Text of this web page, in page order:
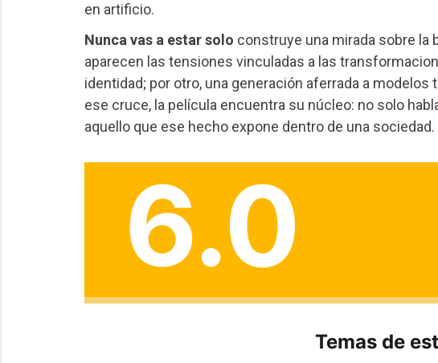
en artificio.
Nunca vas a estar solo construye una mirada sobre la
aparecen las tensiones vinculadas a las
identidad; por otro, una generación aferrada a
ese cruce, la película encuentra su núcleo: no solo
aquello que ese hecho expone dentro de una sociedad.
6.0
Temas de